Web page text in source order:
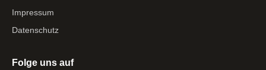
Impressum
Datenschutz
Folge uns auf